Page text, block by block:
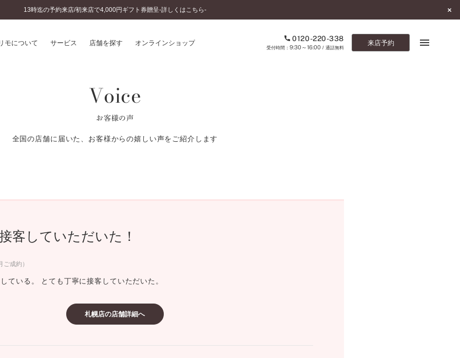
13時迄の予約来店/初来店で4,000円ギフト券贈呈-詳しくはこちら-
モについて サービス 店舗を探す オンラインショップ 0120-220-338
9:30～16:00/ 通話無料
来店予約
のこだわり
スダイヤモンド&バースストー
ーズサポート
予約について
婚約指輪とは
結婚指輪とは
セットリングとは
ショップブログ
Voice
お客様の声
全国の店舗に届いた、お客様からの嬉しい声をご紹介します
客していただいた！
成約）
ている。 とても丁寧に接客していただいた。
札幌店の店舗詳細へ